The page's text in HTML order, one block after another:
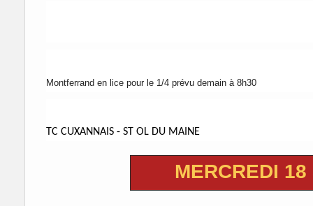
Montferrand en lice pour le 1/4 prévu demain à 8h30
TC CUXANNAIS - ST OL DU MAINE
MERCREDI